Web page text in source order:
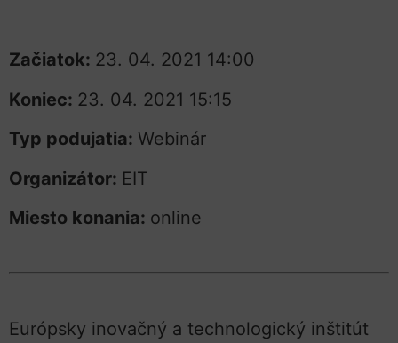
Začiatok: 23. 04. 2021 14:00
Koniec: 23. 04. 2021 15:15
Typ podujatia: Webinár
Organizátor: EIT
Miesto konania: online
Európsky inovačný a technologický inštitút